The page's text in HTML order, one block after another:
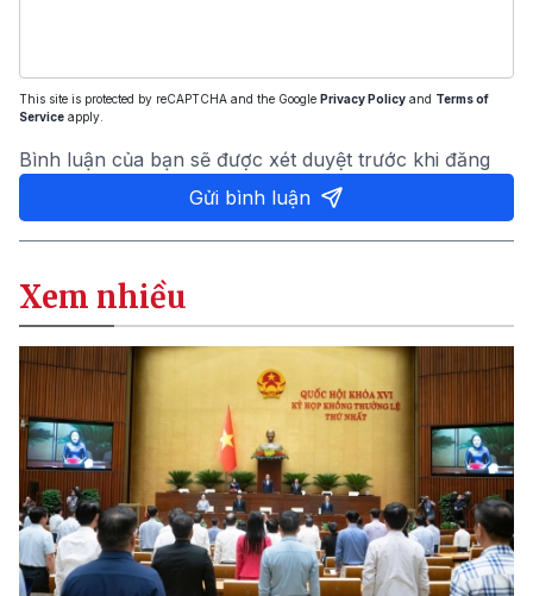
This site is protected by reCAPTCHA and the Google Privacy Policy and Terms of
Service apply.
Bình luận của bạn sẽ được xét duyệt trước khi đăng
Gửi bình luận
Xem nhiều